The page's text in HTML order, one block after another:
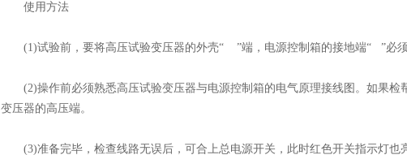
使用方法
(1)试验前，要将高压试验变压器的外壳“ ”端，电源控制箱的接地端“ ”必须
(2)操作前必须熟悉高压试验变压器与电源控制箱的电气原理接线图。如果检
变压器的高压端。
(3)准备完毕，检查线路无误后，可合上总电源开关，此时红色开关指示灯也